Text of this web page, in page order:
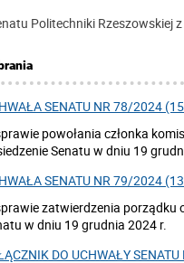
Politechniki Rzeszowskiej
SENATU NR 78/2024
powołania członka
Senatu w dniu 19
SENATU NR 79/2024
zatwierdzenia porządku
w dniu 19 grudnia 2024 r.
DO UCHWAŁY